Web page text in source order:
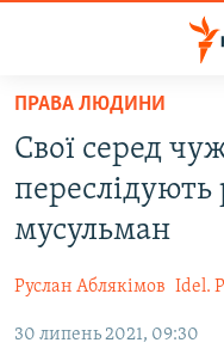
Перейти
основного
матеріалу
Перейти
до
основної
навігації
Перейти
ВОДА.КРИМ
ВІДЕО ТА ФОТО
БЛОГИ
ПОГЛЯД
ПРАВА ЛЮДИНИ
Свої серед
переслідують
мусульман
Руслан Аблякімов Idel.
30 липень 2021, 09:30